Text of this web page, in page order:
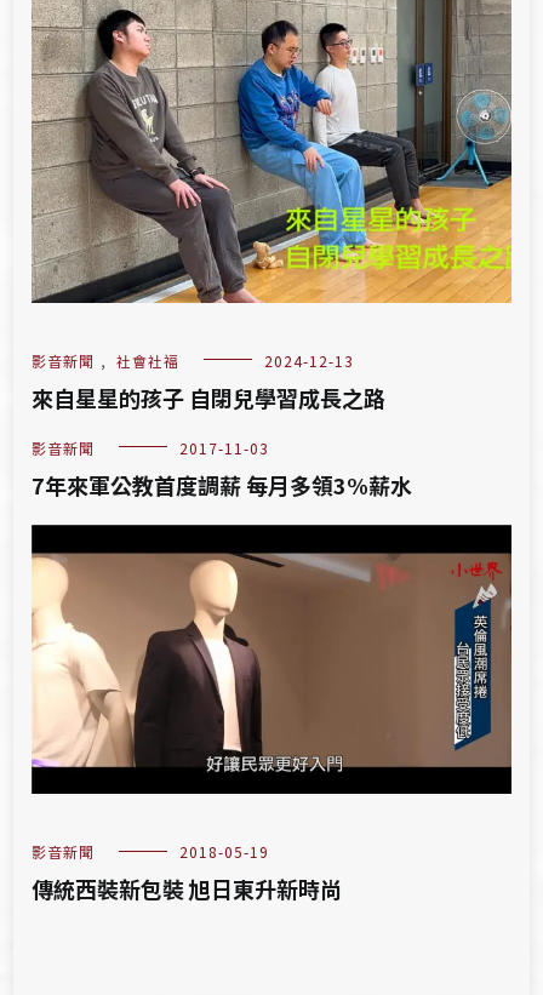
影音新聞 , 社會社福 2024-12-13
來自星星的孩子 自閉兒學習成長之路
影音新聞 2017-11-03
7年來軍公教首度調薪 每月多領3%薪水
影音新聞 2018-05-19
傳統西裝新包裝 旭日東升新時尚